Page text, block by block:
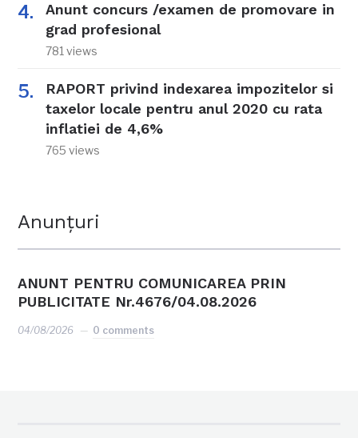
Anunt concurs /examen de promovare in
grad profesional
781 views
RAPORT privind indexarea impozitelor si
taxelor locale pentru anul 2020 cu rata
inflatiei de 4,6%
765 views
Anunțuri
ANUNT PENTRU COMUNICAREA PRIN
PUBLICITATE Nr.4676/04.08.2026
04/08/2026 0 comments